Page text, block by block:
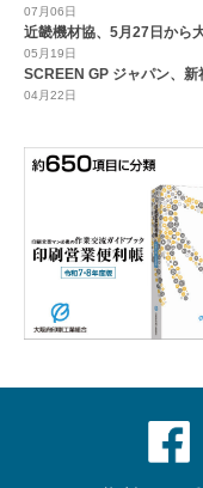
07月06日
近畿機材協、5月27日から
05月19日
SCREEN GP ジャパン、
04月22日